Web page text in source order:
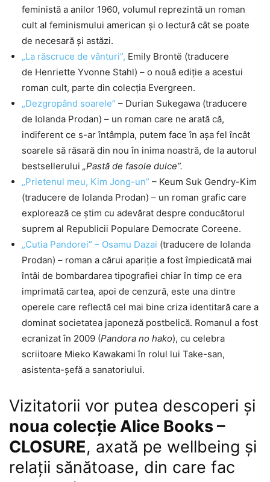
feministă a anilor 1960, volumul reprezintă un roman
cult al feminismului american și o lectură cât se poate
de necesară și astăzi.
„La răscruce de vânturi”, Emily Brontë (traducere
de Henriette Yvonne Stahl) – o nouă ediție a acestui
roman cult, parte din colecția Evergreen.
„Dezgropând soarele” – Durian Sukegawa (traducere
de Iolanda Prodan) – un roman care ne arată că,
indiferent ce s-ar întâmpla, putem face în așa fel încât
soarele să răsară din nou în inima noastră, de la autorul
bestsellerului „Pastă de fasole dulce”.
„Prietenul meu, Kim Jong-un” – Keum Suk Gendry-Kim
(traducere de Iolanda Prodan) – un roman grafic care
explorează ce știm cu adevărat despre conducătorul
suprem al Republicii Populare Democrate Coreene.
„Cutia Pandorei” – Osamu Dazai (traducere de Iolanda
Prodan) – roman a cărui apariție a fost împiedicată mai
întâi de bombardarea tipografiei chiar în timp ce era
imprimată cartea, apoi de cenzură, este una dintre
operele care reflectă cel mai bine criza identitară care a
dominat societatea japoneză postbelică. Romanul a fost
ecranizat în 2009 (Pandora no hako), cu celebra
scriitoare Mieko Kawakami în rolul lui Take-san,
asistenta-șefă a sanatoriului.
Vizitatorii vor putea descoperi și
noua colecție Alice Books –
CLOSURE, axată pe wellbeing și
relații sănătoase, din care fac